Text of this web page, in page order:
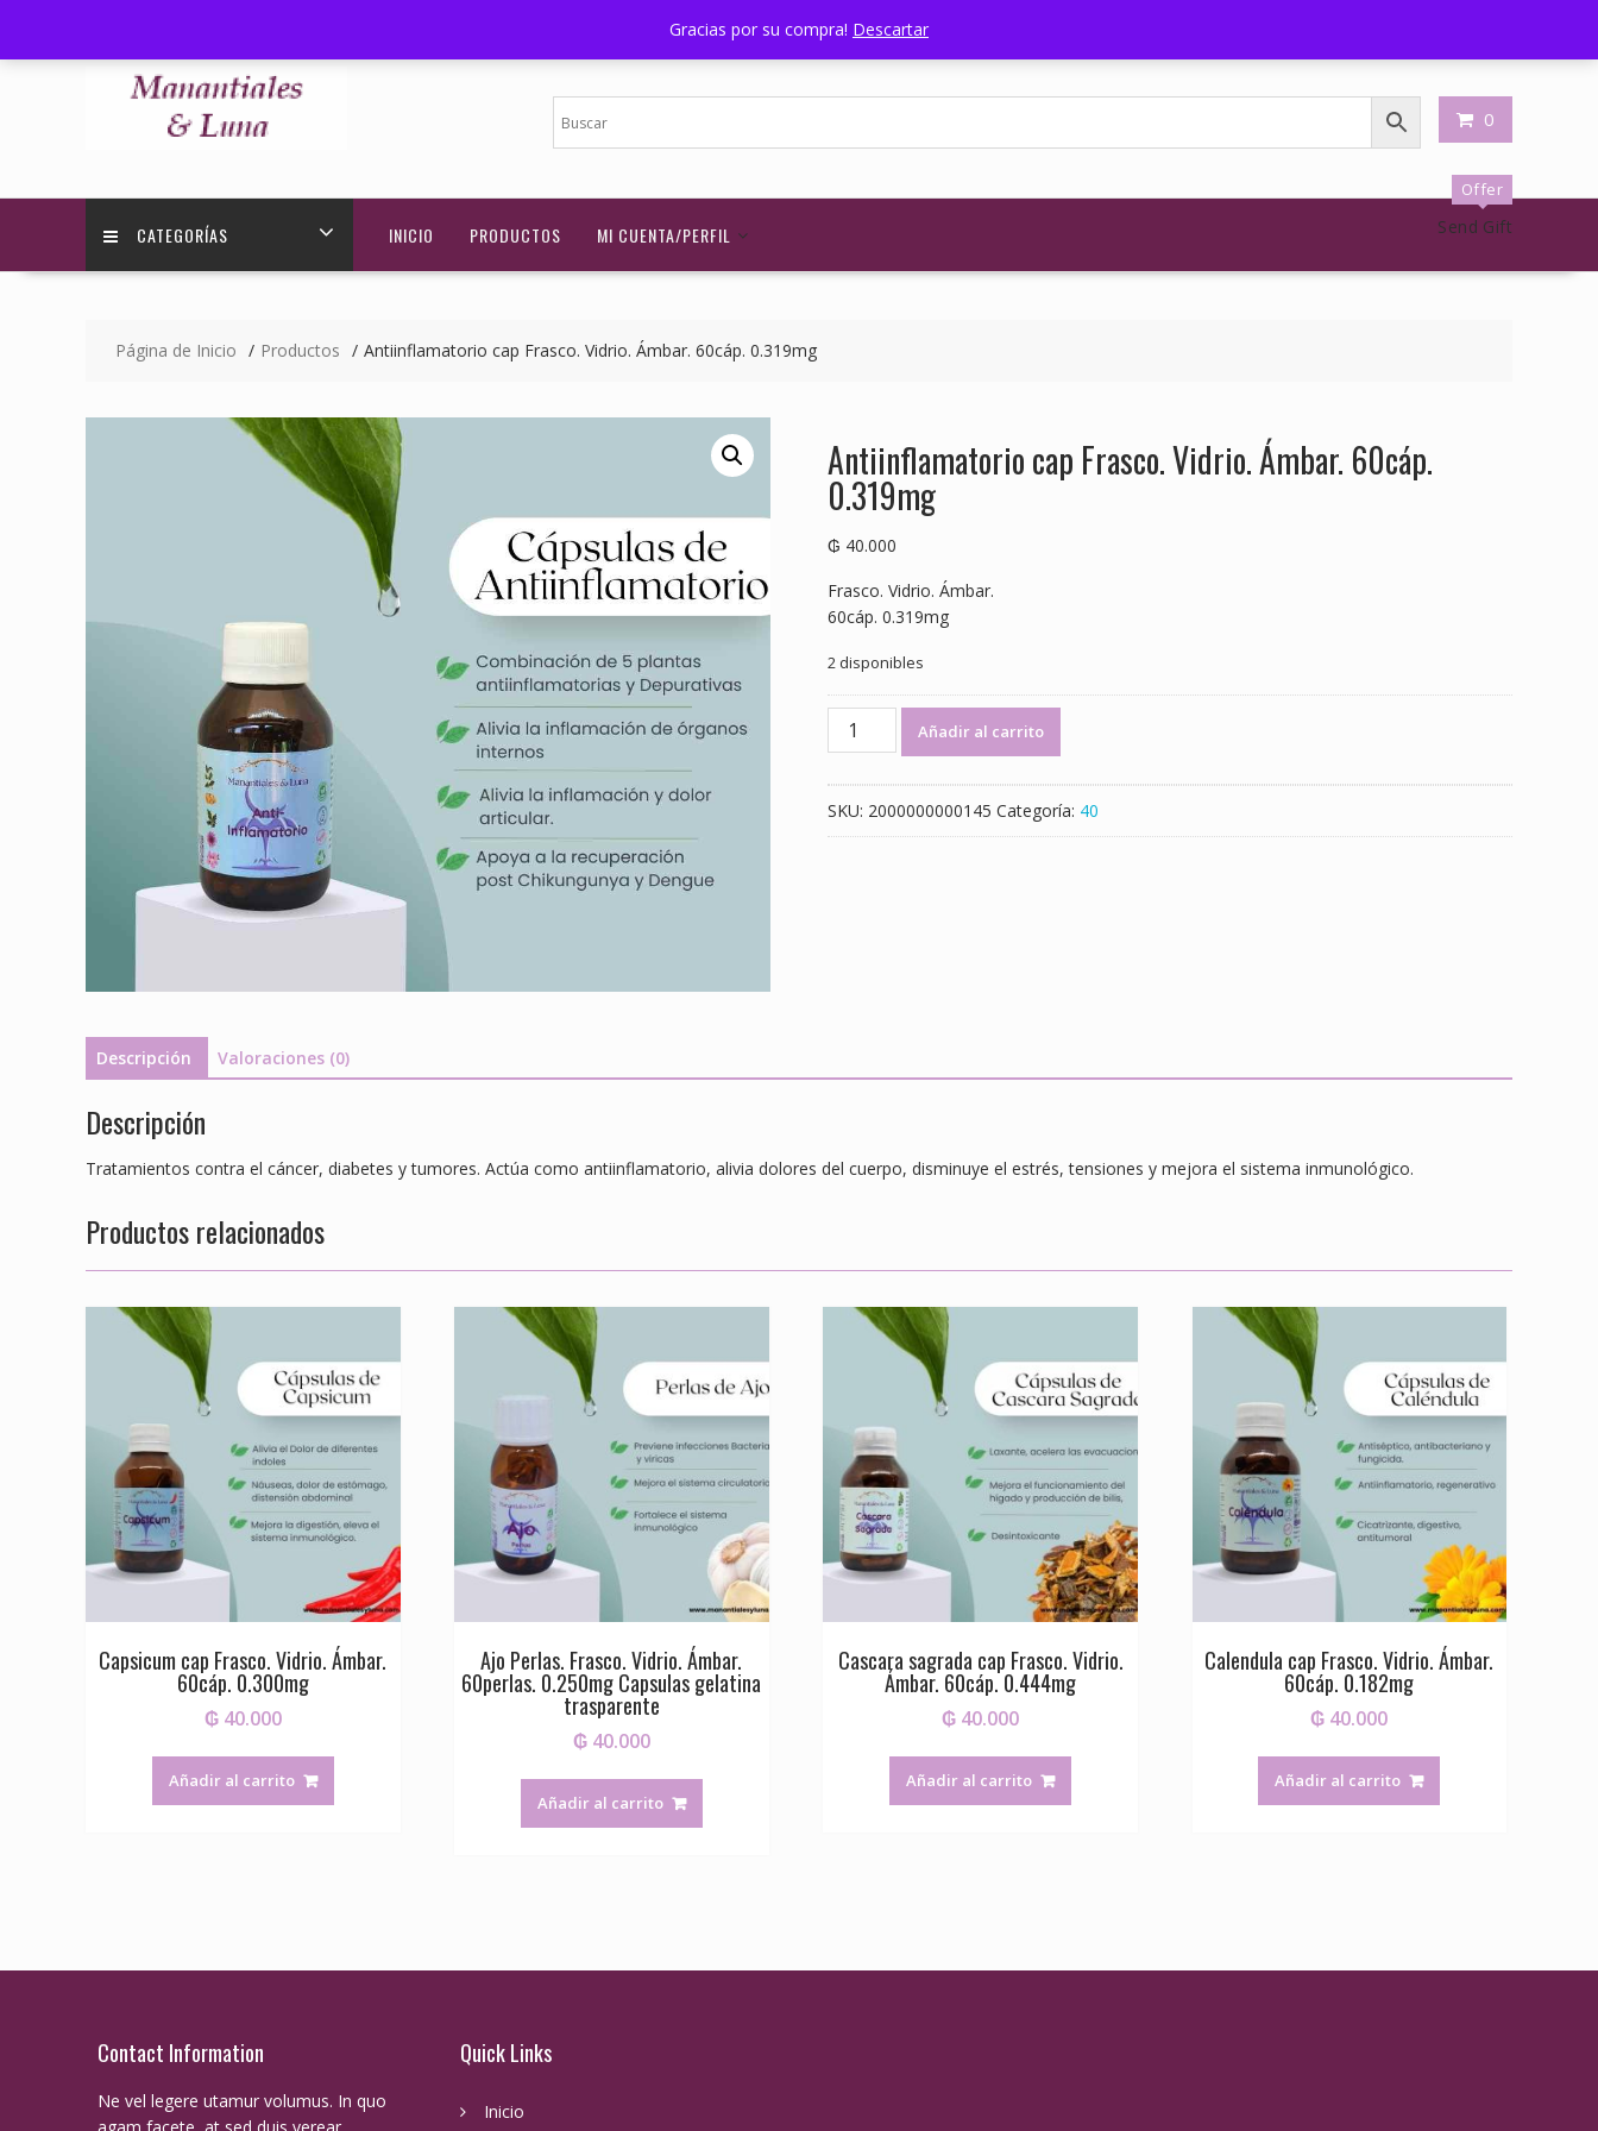
Gracias por su compra! Descartar
0
CATEGORÍAS INICIO PRODUCTOS MI CUENTA/PERFIL
Offer
Send Gift
Página de Inicio Productos Antiinflamatorio cap Frasco. Vidrio. Ámbar. 60cáp. 0.319mg
Antiinflamatorio cap Frasco. Vidrio. Ámbar. 60cáp.
0.319mg
₲ 40.000
Frasco. Vidrio. Ámbar.
60cáp. 0.319mg
2 disponibles
Antiinflamatorio
cap
Ámbar.
Añadir al carrito
SKU: 2000000000145 Categoría: 40
Descripción Valoraciones (0)
Descripción
Tratamientos contra el cáncer, diabetes y tumores. Actúa como antiinflamatorio, alivia dolores del cuerpo, disminuye el estrés, tensiones y mejora el sistema inmunológico.
Productos relacionados
Capsicum cap Frasco. Vidrio. Ámbar.
60cáp. 0.300mg
₲40.000
Añadir al carrito
Ajo Perlas. Frasco. Vidrio. Ámbar.
60perlas. 0.250mg Capsulas gelatina
trasparente
₲40.000
Añadir al carrito
Cascara sagrada cap Frasco. Vidrio.
Ámbar. 60cáp. 0.444mg
₲ 40.000
Añadir al carrito
Calendula cap Frasco. Vidrio. Ámbar.
60cáp. 0.182mg
₲ 40.000
Añadir al carrito
Contact Information
Ne vel legere utamur volumus. In quo
Quick Links
Inicio